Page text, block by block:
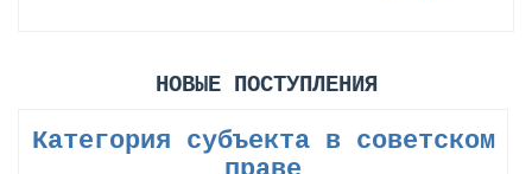
НОВЫЕ ПОСТУПЛЕНИЯ
Категория субъекта в советском